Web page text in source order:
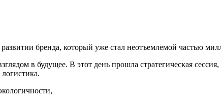
бренда, который уже стал неотъемлемой частью
в будущее. В этот день прошла стратегическая